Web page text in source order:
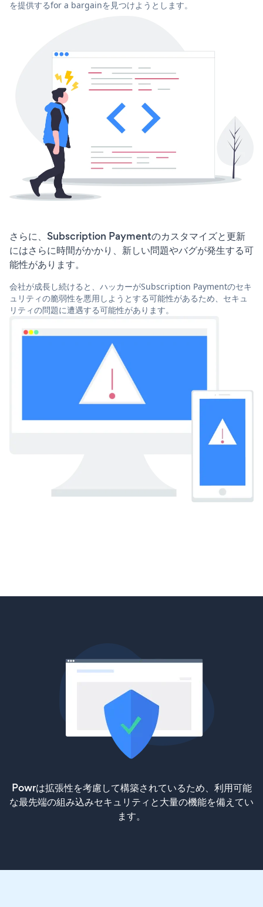
を提供するfor a bargainを見つけようとします。
さらに、Subscription Paymentのカスタマイズと更新
にはさらに時間がかかり、新しい問題やバグが発生する可
能性があります。
会社が成長し続けると、ハッカーがSubscription Paymentのセキ
ュリティの脆弱性を悪用しようとする可能性があるため、セキュ
リティの問題に遭遇する可能性があります。
Powrは拡張性を考慮して構築されているため、利用可能
な最先端の組み込みセキュリティと大量の機能を備えてい
ます。